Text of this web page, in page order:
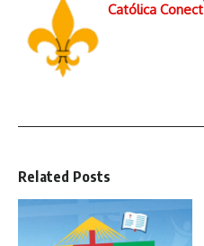
Católica Conect
Related Posts